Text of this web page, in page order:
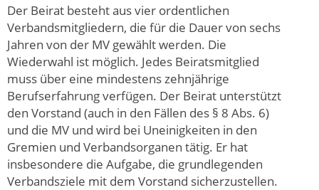
Der Beirat besteht aus vier ordentlichen
Verbandsmitgliedern, die für die Dauer von sechs
Jahren von der MV gewählt werden. Die
Wiederwahl ist möglich. Jedes Beiratsmitglied
muss über eine mindestens zehnjährige
Berufserfahrung verfügen. Der Beirat unterstützt
den Vorstand (auch in den Fällen des § 8 Abs. 6)
und die MV und wird bei Uneinigkeiten in den
Gremien und Verbandsorganen tätig. Er hat
insbesondere die Aufgabe, die grundlegenden
Verbandsziele mit dem Vorstand sicherzustellen.